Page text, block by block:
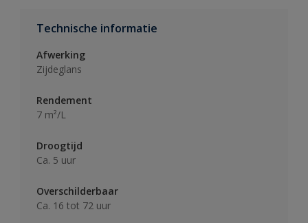
Technische informatie
Afwerking
Zijdeglans
Rendement
7 m²/L
Droogtijd
Ca. 5 uur
Overschilderbaar
Ca. 16 tot 72 uur